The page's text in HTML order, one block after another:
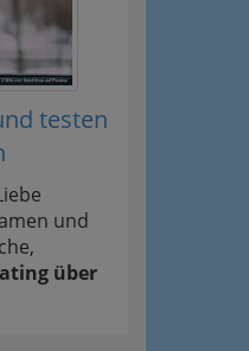
testen
und
über